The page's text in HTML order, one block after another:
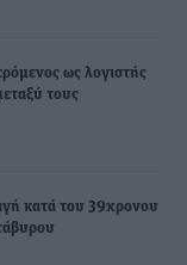
ως λογιστής
τους
κατά του 39χρονου